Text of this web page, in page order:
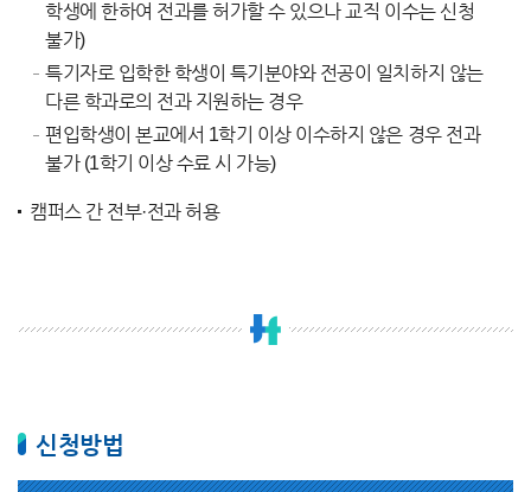
학생에 한하여 전과를 허가할 수 있으나 교직 이수는 신청
불가)
특기자로 입학한 학생이 특기분야와 전공이 일치하지 않는
다른 학과로의 전과 지원하는 경우
편입학생이 본교에서 1학기 이상 이수하지 않은 경우 전과
불가 (1학기 이상 수료 시 가능)
캠퍼스 간 전부·전과 허용
신청방법